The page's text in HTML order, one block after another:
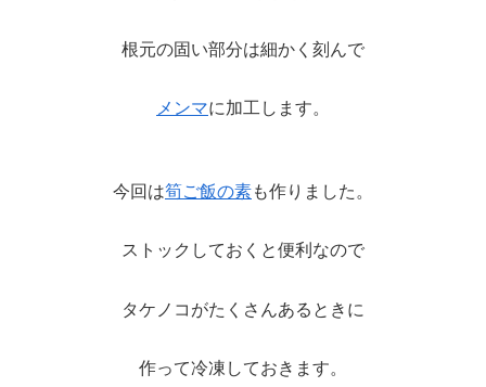
根元の固い部分は細かく刻んで
メンマに加工します。
今回は筍ご飯の素も作りました。
ストックしておくと便利なので
タケノコがたくさんあるときに
作って冷凍しておきます。